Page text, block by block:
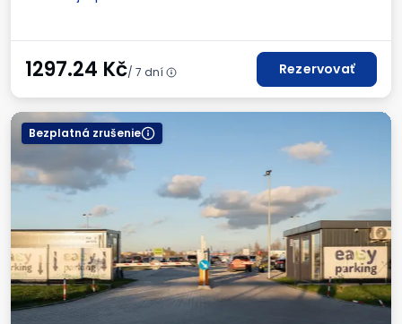
Autá a autobusy
1297.24 Kč/ 7 dní Rezervovať
Bezplatná zrušenie